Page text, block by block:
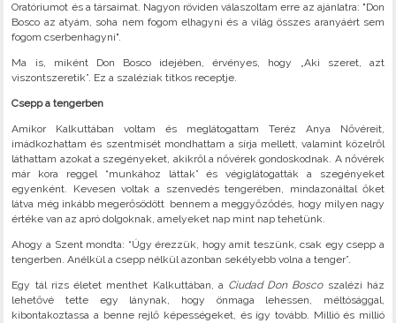
Oratóriumot és a társaimat. Nagyon röviden válaszoltam erre az ajánlatra: "Don
Bosco az atyám, soha nem fogom elhagyni és a világ összes aranyáért sem
fogom cserbenhagyni".
Ma is, miként Don Bosco idejében, érvényes, hogy „Aki szeret, azt
viszontszeretik”. Ez a szaléziak titkos receptje.
Csepp a tengerben
Amikor Kalkuttában voltam és meglátogattam Teréz Anya Nővéreit,
imádkozhattam és szentmisét mondhattam a sírja mellett, valamint közelről
láthattam azokat a szegényeket, akikről a nővérek gondoskodnak. A nővérek
már kora reggel “munkához láttak” és végiglátogatták a szegényeket
egyenként. Kevesen voltak a szenvedés tengerében, mindazonáltal őket
látva még inkább megerősödött bennem a meggyőződés, hogy milyen nagy
értéke van az apró dolgoknak, amelyeket nap mint nap tehetünk.
Ahogy a Szent mondta: “Úgy érezzük, hogy amit teszünk, csak egy csepp a
tengerben. Anélkül a csepp nélkül azonban sekélyebb volna a tenger”.
Egy tál rizs életet menthet Kalkuttában, a Ciudad Don Boscoszalézi ház
lehetővé tette egy lánynak, hogy önmaga lehessen, méltósággal,
kibontakoztassa a benne rejlő képességeket, és így tovább. Millió és millió